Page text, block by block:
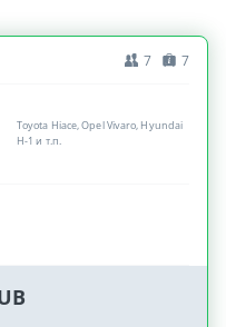
7 7
Toyota Hiace, Opel Vivaro, Hyundai
H-1 и т.п.